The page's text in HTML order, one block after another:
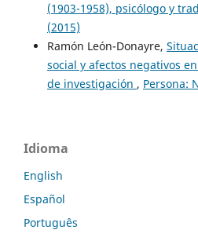
(1903-1958), psicólogo y
(2015)
Ramón León-Donayre,
social y afectos negativos
de investigación , Persona:
Idioma
English
Español
Português